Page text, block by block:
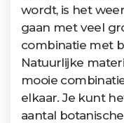
wordt, is het
gaan met veel
combinatie met
Natuurlijke
mooie
elkaar. Je kunt
aantal